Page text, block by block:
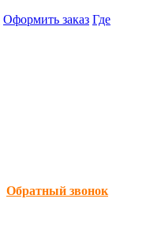
Оформить заказ Где
Обратный звонок